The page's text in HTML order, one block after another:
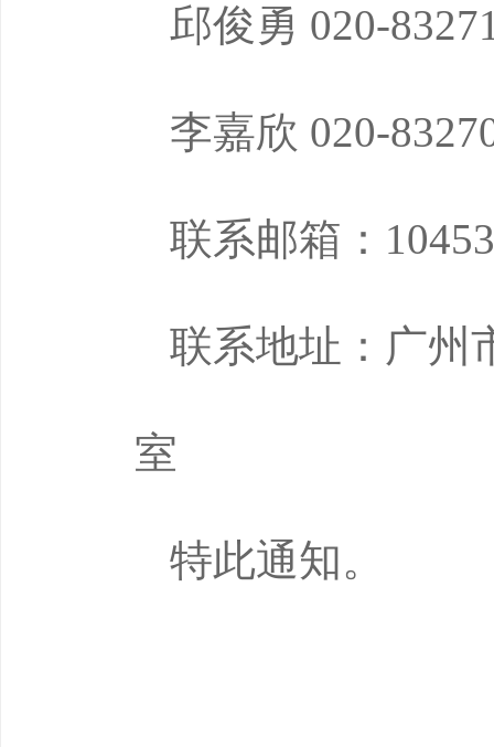
邱俊勇 020-
李嘉欣 020-
联系邮箱：
联系地址：广州
室
特此通知。